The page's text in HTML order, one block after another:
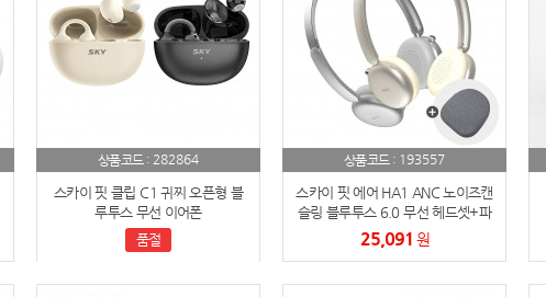
상품코드 : 282864
스카이 핏 클립 C1 귀찌 오픈형 블
루투스 무선 이어폰
품절
상품코드 : 193557
스카이 핏 에어 HA1 ANC 노이즈캔
슬링 블루투스 6.0 무선 헤드셋+파
우치 세트
25,091 원